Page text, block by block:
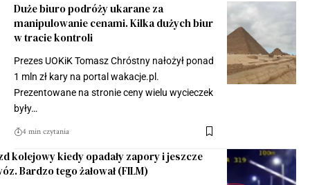
Duże biuro podróży ukarane za
manipulowanie cenami. Kilka dużych biur
w tracie kontroli
Prezes UOKiK Tomasz Chróstny nałożył ponad
1 mln zł kary na portal wakacje.pl.
Prezentowane na stronie ceny wielu wycieczek
były…
4 min czytania
kolejowy kiedy opadały zapory i jeszcze
Bardzo tego żałował (FILM)